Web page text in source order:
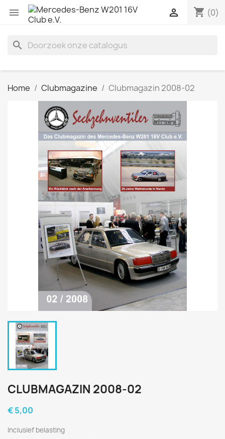
 shopping_cart (0)

search
Home Clubmagazine Clubmagazin 2008-02
CLUBMAGAZIN 2008-02
€ 5,00
Inclusief belasting